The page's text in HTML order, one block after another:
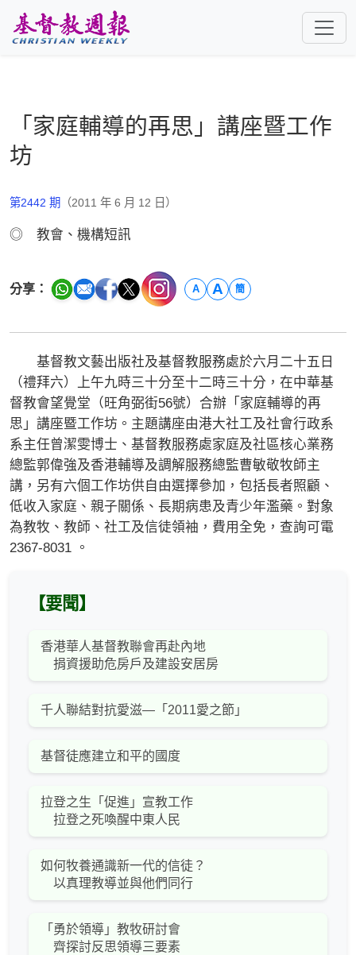
「家庭輔導的再思」講座暨工作
坊
第2442 期 （2011 年 6 月 12 日）
◎ 教會、機構短訊
分享： A A 簡
基督教文藝出版社及基督教服務處於六月二十五日
（禮拜六）上午九時三十分至十二時三十分，在中華基
督教會望覺堂（旺角弼街56號）合辦「家庭輔導的再
思」講座暨工作坊。主題講座由港大社工及社會行政系
系主任曾潔雯博士、基督教服務處家庭及社區核心業務
總監郭偉強及香港輔導及調解服務總監曹敏敬牧師主
講，另有六個工作坊供自由選擇參加，包括長者照顧、
低收入家庭、親子關係、長期病患及青少年濫藥。對象
為教牧、教師、社工及信徒領袖，費用全免，查詢可電
2367-8031 。
【要聞】
香港華人基督教聯會再赴內地
捐資援助危房戶及建設安居房
千人聯結對抗愛滋—「2011愛之節」
基督徒應建立和平的國度
拉登之生「促進」宣教工作
拉登之死喚醒中東人民
如何牧養通識新一代的信徒？
以真理教導並與他們同行
「勇於領導」教牧研討會
齊探討反思領導三要素